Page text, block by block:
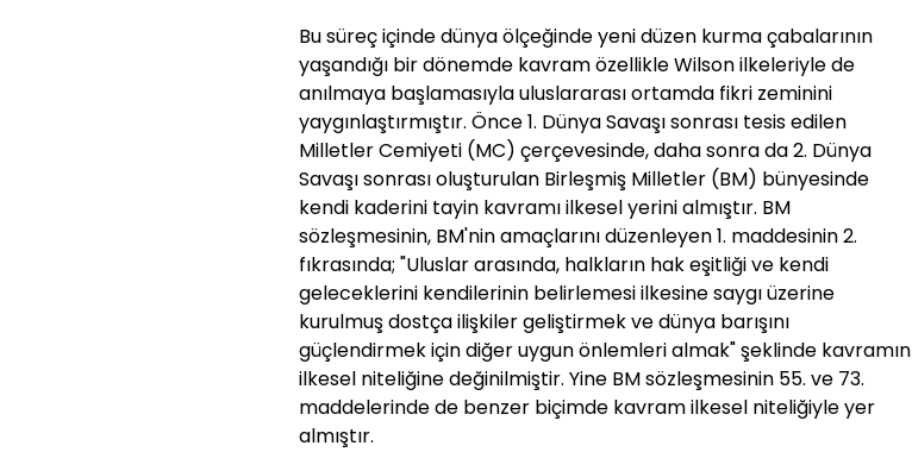
Bu süreç içinde dünya ölçeğinde yeni düzen kurma çabalarının
yaşandığı bir dönemde kavram özellikle Wilson ilkeleriyle de
anılmaya başlamasıyla uluslararası ortamda fikri zeminini
yaygınlaştırmıştır. Önce 1. Dünya Savaşı sonrası tesis edilen
Milletler Cemiyeti (MC) çerçevesinde, daha sonra da 2. Dünya
Savaşı sonrası oluşturulan Birleşmiş Milletler (BM) bünyesinde
kendi kaderini tayin kavramı ilkesel yerini almıştır. BM
sözleşmesinin, BM'nin amaçlarını düzenleyen 1. maddesinin 2.
fıkrasında; "Uluslar arasında, halkların hak eşitliği ve kendi
geleceklerini kendilerinin belirlemesi ilkesine saygı üzerine
kurulmuş dostça ilişkiler geliştirmek ve dünya barışını
güçlendirmek için diğer uygun önlemleri almak" şeklinde kavramın
ilkesel niteliğine değinilmiştir. Yine BM sözleşmesinin 55. ve 73.
maddelerinde de benzer biçimde kavram ilkesel niteliğiyle yer
almıştır.